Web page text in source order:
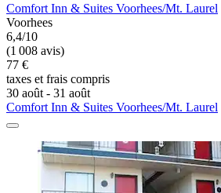
Comfort Inn & Suites Voorhees/Mt. Laurel
Voorhees
6,4/10
(1 008 avis)
77 €
taxes et frais compris
30 août - 31 août
Comfort Inn & Suites Voorhees/Mt. Laurel